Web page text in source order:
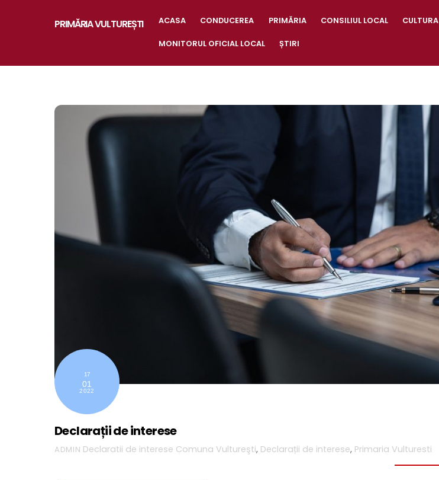
PRIMĂRIA VULTUREȘTI ACASA CONDUCEREA PRIMĂRIA CONSILIUL LOCAL CULTURA
MONITORUL OFICIAL LOCAL ȘTIRI
17
01
2022
Declarații de interese
ADMIN Declaratii de interese Comuna Vultureşti, Declarații de interese, Primaria Vulturesti